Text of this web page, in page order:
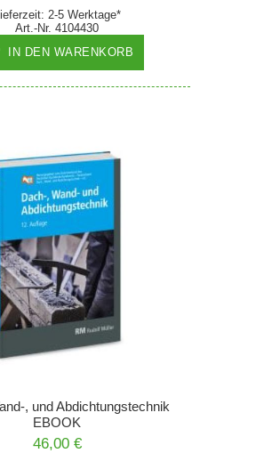
2-5 Werktage*
Art.-Nr. 4104430
IN DEN WARENKORB
, und Abdichtungstechnik
EBOOK
46,00 €